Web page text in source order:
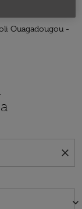
Ouagadougou -
close
keyboard_arrow_down